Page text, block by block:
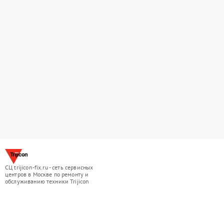
СЦ trijicon-fix.ru - сеть сервисных
центров в Москве по ремонту и
обслуживанию техники Trijicon